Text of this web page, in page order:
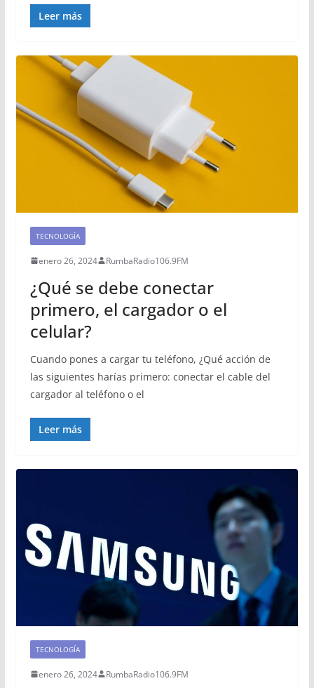
Leer más
TECNOLOGÍA
enero 26, 2024 RumbaRadio106.9FM
¿Qué se debe conectar
primero, el cargador o el
celular?
Cuando pones a cargar tu teléfono, ¿Qué acción de
las siguientes harías primero: conectar el cable del
cargador al teléfono o el
Leer más
TECNOLOGÍA
enero 26, 2024 RumbaRadio106.9FM